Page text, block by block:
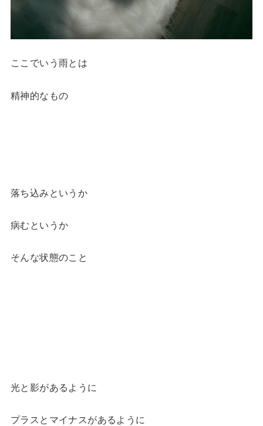
ここでいう雨とは
精神的なもの
落ち込みというか
病むというか
そんな状態のこと
光と影があるように
プラスとマイナスがあるように